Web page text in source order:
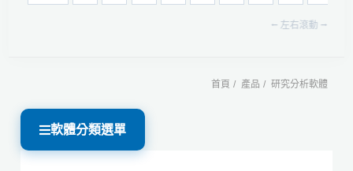
⭠ 左右滾動 ⭢
首頁 產品 研究分析軟體
軟體分類選單